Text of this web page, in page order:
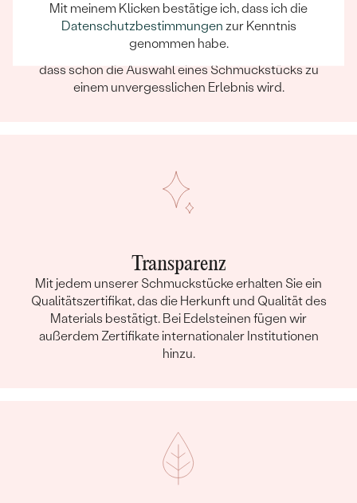
Ein Eppi-sches Erlebnis
Wenn Sie online oder persönlich einkaufen, können Sie
sich darauf verlassen, dass unser Team dafür sorgt,
dass schon die Auswahl eines Schmuckstücks zu
einem unvergesslichen Erlebnis wird.
Transparenz
Mit jedem unserer Schmuckstücke erhalten Sie ein
Qualitätszertifikat, das die Herkunft und Qualität des
Materials bestätigt. Bei Edelsteinen fügen wir
außerdem Zertifikate internationaler Institutionen
hinzu.
Mit meinem Klicken bestätige ich, dass ich die
Datenschutzbestimmungen zur Kenntnis
genommen habe.